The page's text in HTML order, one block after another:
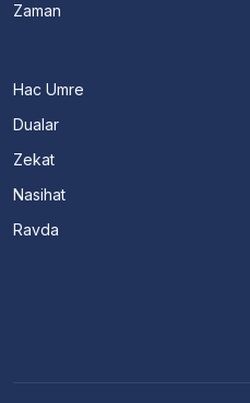
Zaman
Hac Umre
Dualar
Zekat
Nasihat
Ravda